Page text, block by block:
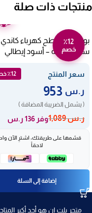
منتجات ذات صلة
٪12
خصم
سم 2 شعلة – أسود إيطالي
CH32XPK-19
سعر المنتج
٪12 خصم
ر.س
( يشمل الضريبة المضافة )
ر.س1,089 وفر 136 ر.س
قسّمها على طريقتك، اشترِ الآن
لاحقاً
إضافة إلى السلة
متجر بلت إن هو أحد أكبر